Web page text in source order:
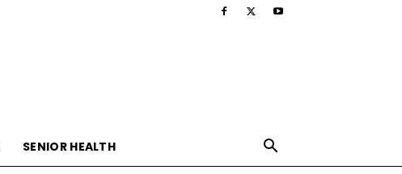
SENIOR HEALTH